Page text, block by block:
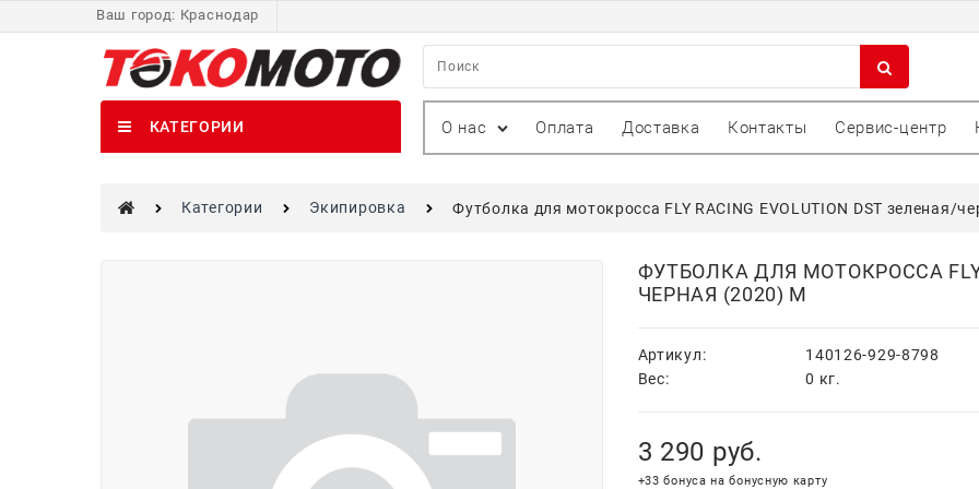
Ваш город: Краснодар
КАТЕГОРИИ О нас Оплата Доставка Контакты Сервис-центр
Категории Экипировка Футболка для мотокросса FLY RACING EVOLUTION DST зеленая/
ФУТБОЛКА ДЛЯ МОТОКРОССА FLY
ЧЕРНАЯ (2020) M
Артикул:
140126-929-8798
Вес:
0 кг.
3 290 руб.
+33 бонуса на бонусную карту